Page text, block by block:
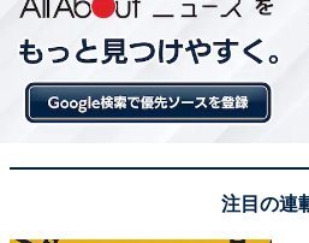
注目の連